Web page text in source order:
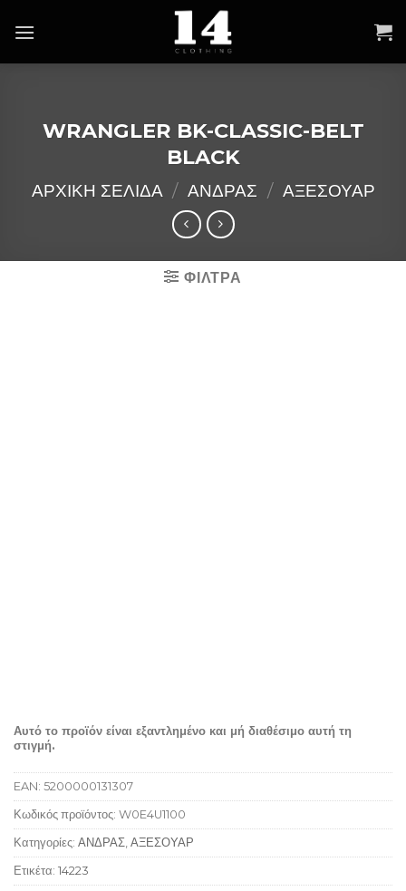
WRANGLER BK-CLASSIC-BELT
BLACK
ΑΡΧΙΚΉ ΣΕΛΊΔΑ / ΑΝΔΡΑΣ / ΑΞΕΣΟΥΑΡ
ΦΙΛΤΡΑ
Αυτό το προϊόν είναι εξαντλημένο και μή διαθέσιμο αυτή τη
στιγμή.
EAN: 5200000131307
Κωδικός προϊόντος: W0E4U1100
Κατηγορίες: ΑΝΔΡΑΣ, ΑΞΕΣΟΥΑΡ
Ετικέτα: 14223